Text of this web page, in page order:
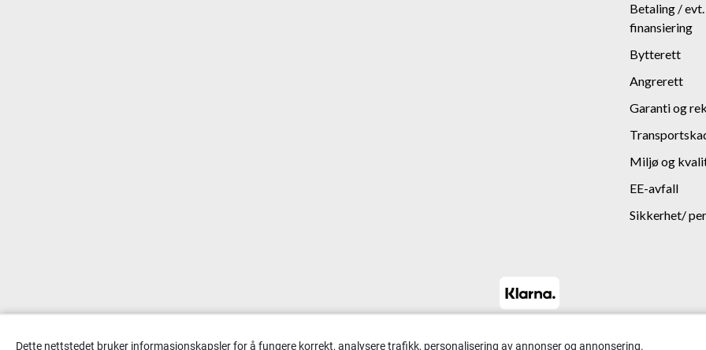
Dette nettstedet bruker informasjonskapsler for å fungere korrekt, analysere trafikk, personalisering av annonser og annonsering.
Betaling /
finansiering
Bytterett
Angrerett
Garanti og
Miljø og
EE-avfall
Sikkerhet/